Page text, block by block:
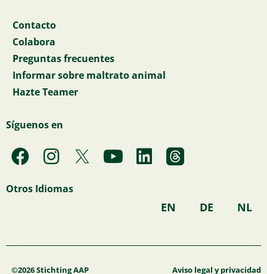
Contacto
Colabora
Preguntas frecuentes
Informar sobre maltrato animal
Hazte Teamer
Síguenos en
F
a
c
o
I
n
s
g
Y
o
b
L
i
d
Otros Idiomas
EN DE NL
©2026 Stichting AAP Aviso legal y privacidad